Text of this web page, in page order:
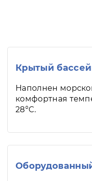
Крытый
Наполнен
комфортная
28°C.